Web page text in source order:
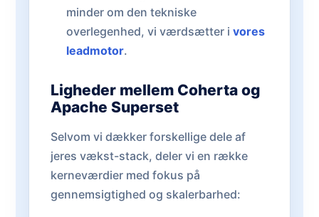
minder om den tekniske
overlegenhed, vi værdsætter i vores
leadmotor.
Ligheder mellem Coherta og
Apache Superset
Selvom vi dækker forskellige dele af
jeres vækst-stack, deler vi en række
kerneværdier med fokus på
gennemsigtighed og skalerbarhed: